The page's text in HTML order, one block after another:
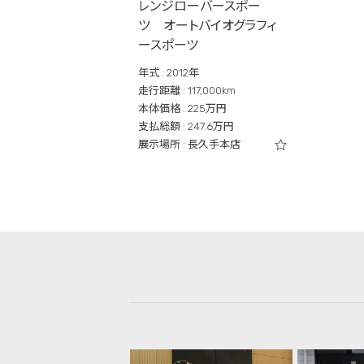
レンジローバースポー
ツ オートバイオグラフィ
ースポーツ
年式 : 2012年
走行距離 : 117,000km
本体価格 : 225万円
支払総額 : 247.6万円
展示場所 : 長久手本店